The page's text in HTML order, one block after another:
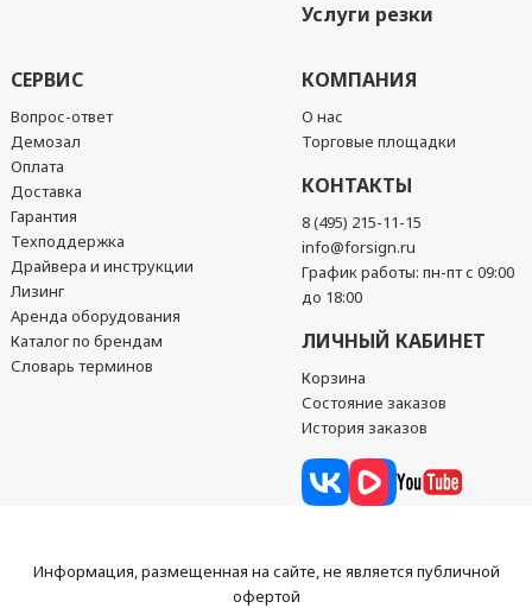
Услуги резки
СЕРВИС
Вопрос-ответ
Демозал
Оплата
Доставка
Гарантия
Техподдержка
Драйвера и инструкции
Лизинг
Аренда оборудования
Каталог по брендам
Словарь терминов
КОМПАНИЯ
О нас
Торговые площадки
КОНТАКТЫ
8 (495) 215-11-15
info@forsign.ru
График работы: пн-пт с 09:00
до 18:00
ЛИЧНЫЙ КАБИНЕТ
Корзина
Состояние заказов
История заказов
Информация, размещенная на сайте, не является публичной
офертой